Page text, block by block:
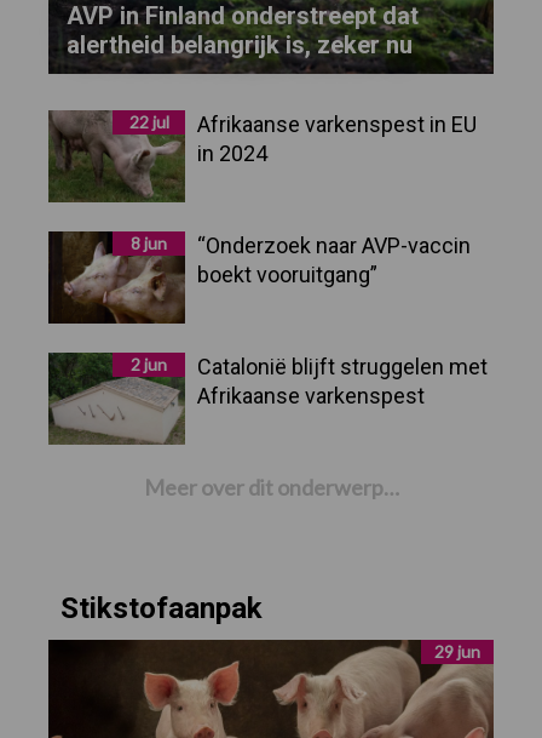
AVP in Finland onderstreept dat
alertheid belangrijk is, zeker nu
22 jul
Afrikaanse varkenspest in EU
in 2024
8 jun
“Onderzoek naar AVP-vaccin
boekt vooruitgang”
2 jun
Catalonië blijft struggelen met
Afrikaanse varkenspest
Meer over dit onderwerp…
Stikstofaanpak
29 jun